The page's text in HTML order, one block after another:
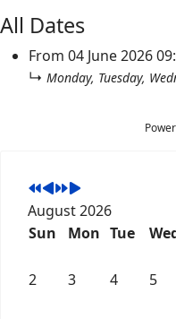
All Dates
From 04 June 2026
↳ Monday, Tuesday,
August 2026
Sun
Mon Tue
2
3 4 5